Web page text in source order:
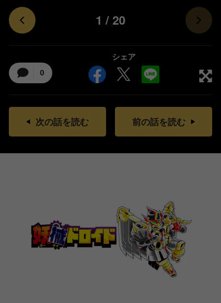
1 / 20
0
シェア
次の話を読む 前の話を読む